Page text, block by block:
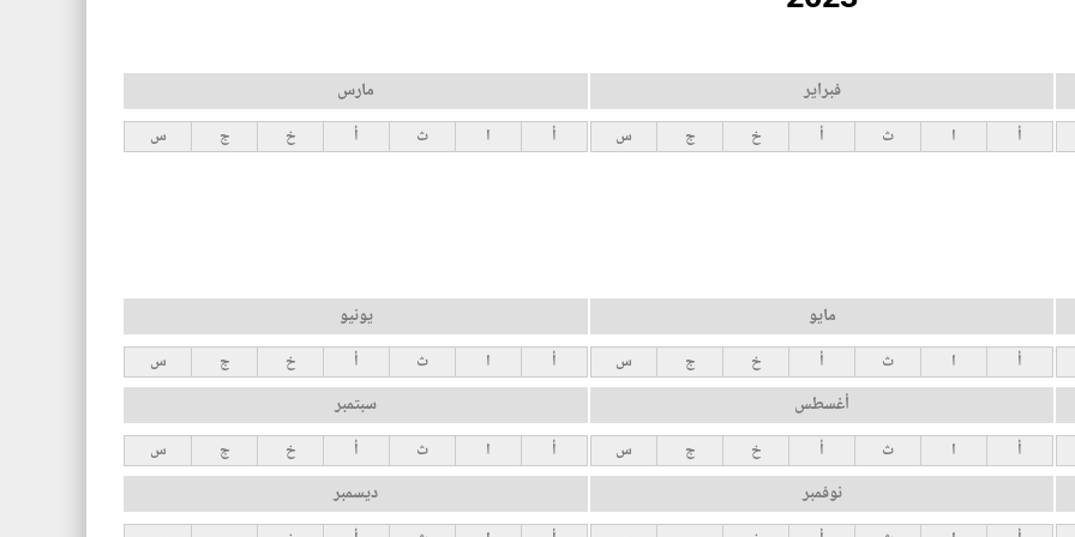
فبراير
أ ا ث أ خ ج س
مارس
أ ا ث أ خ ج س
مايو
أ ا ث أ خ ج س
يونيو
أ ا ث أ خ ج س
أغسطس
أ ا ث أ خ ج س
سبتمبر
أ ا ث أ خ ج س
نوفمبر ديسمبر